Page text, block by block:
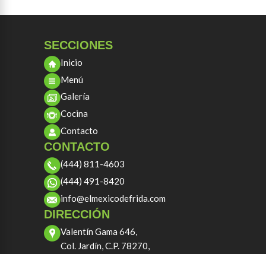
SECCIONES
Inicio
Menú
Galería
Cocina
Contacto
CONTACTO
(444) 811-4603
(444) 491-8420
info@elmexicodefrida.com
DIRECCIÓN
Valentín Gama 646,
Col. Jardín, C.P. 78270,